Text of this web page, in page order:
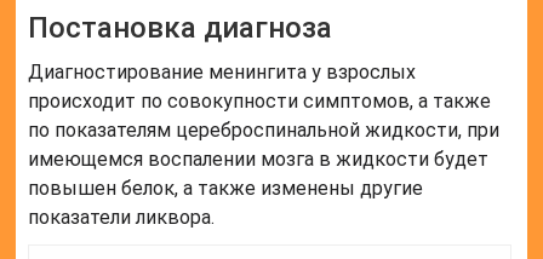
Постановка диагноза
Диагностирование менингита у взрослых
происходит по совокупности симптомов, а также
по показателям цереброспинальной жидкости, при
имеющемся воспалении мозга в жидкости будет
повышен белок, а также изменены другие
показатели ликвора.